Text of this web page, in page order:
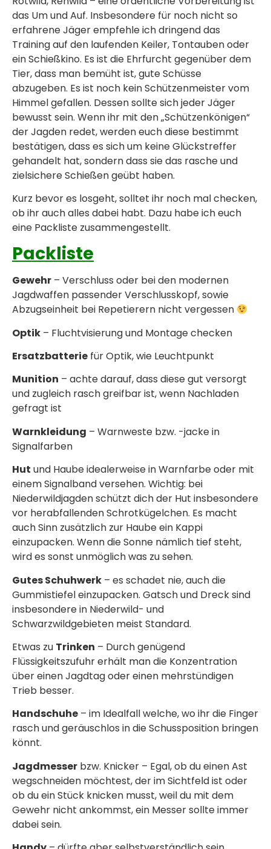
das Um und Auf. Insbesondere für noch nicht so
erfahrene Jäger empfehle ich dringend das
Training auf den laufenden Keiler, Tontauben oder
ein Schießkino. Es ist die Ehrfurcht gegenüber dem
Tier, dass man bemüht ist, gute Schüsse
abzugeben. Es ist noch kein Schützenmeister vom
Himmel gefallen. Dessen sollte sich jeder Jäger
bewusst sein. Wenn ihr mit den „Schützenkönigen“
der Jagden redet, werden euch diese bestimmt
bestätigen, dass es sich um keine Glückstreffer
gehandelt hat, sondern dass sie das rasche und
zielsichere Schießen geübt haben.
Kurz bevor es losgeht, solltet ihr noch mal checken,
ob ihr auch alles dabei habt. Dazu habe ich euch
eine Packliste zusammengestellt.
Packliste
Gewehr – Verschluss oder bei den modernen
Jagdwaffen passender Verschlusskopf, sowie
Abzugseinheit bei Repetierern nicht vergessen
Optik – Fluchtvisierung und Montage checken
Ersatzbatterie für Optik, wie Leuchtpunkt
Munition – achte darauf, dass diese gut versorgt
und zugleich rasch greifbar ist, wenn Nachladen
gefragt ist
Warnkleidung – Warnweste bzw. -jacke in
Signalfarben
Hut und Haube idealerweise in Warnfarbe oder mit
einem Signalband versehen. Wichtig: bei
Niederwildjagden schützt dich der Hut insbesondere
vor herabfallenden Schrotkügelchen. Es macht
auch Sinn zusätzlich zur Haube ein Kappi
einzupacken. Wenn die Sonne nämlich tief steht,
wird es sonst unmöglich was zu sehen.
Gutes Schuhwerk – es schadet nie, auch die
Gummistiefel einzupacken. Gatsch und Dreck sind
insbesondere in Niederwild- und
Schwarzwildgebieten meist Standard.
Etwas zu Trinken – Durch genügend
Flüssigkeitszufuhr erhält man die Konzentration
über einen Jagdtag oder einen mehrstündigen
Trieb besser.
Handschuhe – im Idealfall welche, wo ihr die Finger
rasch und geräuschlos in die Schussposition bringen
könnt.
Jagdmesser bzw. Knicker – Egal, ob du einen Ast
wegschneiden möchtest, der im Sichtfeld ist oder
ob du ein Stück knicken musst, weil du mit dem
Gewehr nicht ankommst, ein Messer sollte immer
dabei sein.